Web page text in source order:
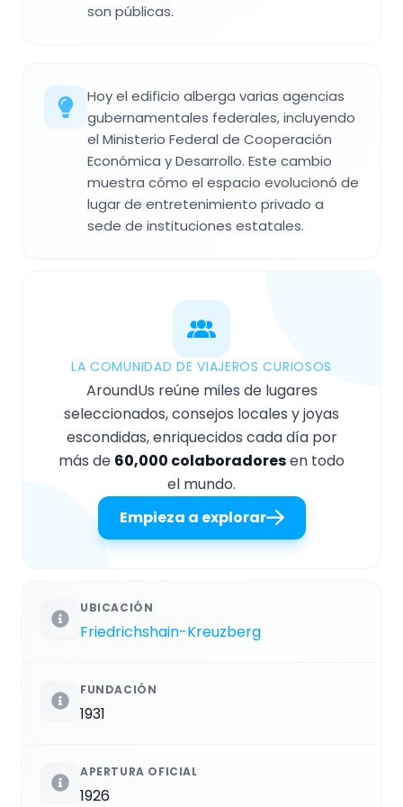
son públicas.
Hoy el edificio alberga varias agencias
gubernamentales federales, incluyendo
el Ministerio Federal de Cooperación
Económica y Desarrollo. Este cambio
muestra cómo el espacio evolucionó de
lugar de entretenimiento privado a
sede de instituciones estatales.
LA COMUNIDAD DE VIAJEROS CURIOSOS
AroundUs reúne miles de lugares
seleccionados, consejos locales y joyas
escondidas, enriquecidos cada día por
más de 60,000 colaboradoresen todo
el mundo.
Empieza a explorar
UBICACIÓN
Friedrichshain-Kreuzberg
FUNDACIÓN
1931
APERTURA OFICIAL
1926